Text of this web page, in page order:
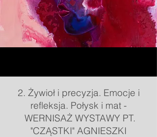
2. Żywioł i precyzja. Emocje i
refleksja. Połysk i mat -
WERNISAŻ WYSTAWY PT.
"CZĄSTKI" AGNIESZKI